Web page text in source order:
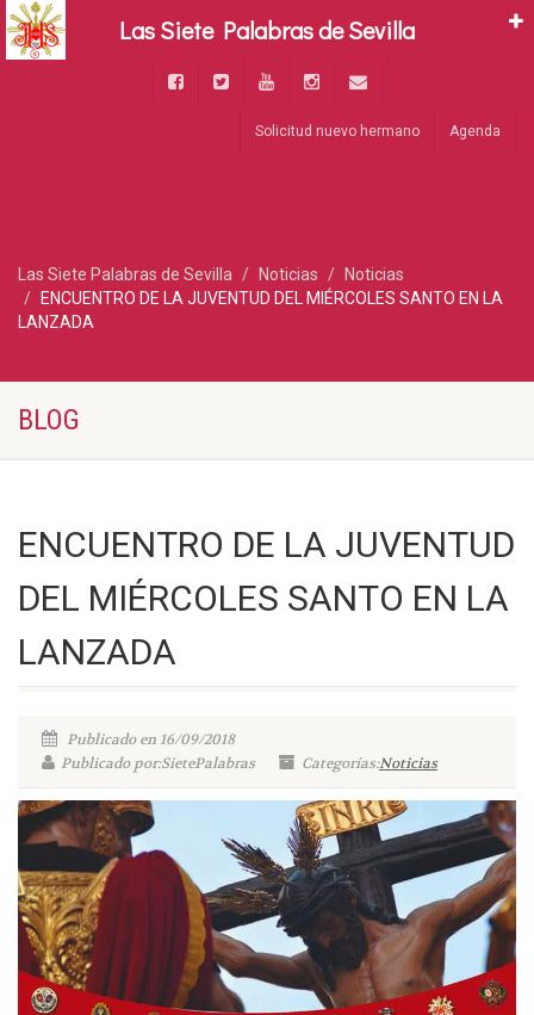
Solicitud nuevo hermano Agenda
Las Siete Palabras de Sevilla Noticias
Noticias
ENCUENTRO DE LA JUVENTUD DEL MIÉRCOLES SANTO EN LA
LANZADA
BLOG
ENCUENTRO DE LA JUVENTUD
DEL MIÉRCOLES SANTO EN LA
LANZADA
Publicado en 16/09/2018
Publicado por:SietePalabras
Categorías:Noticias
Las Siete Palabras de Sevilla